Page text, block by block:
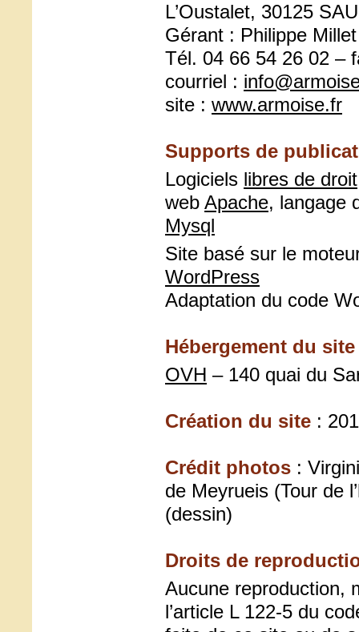
L’Oustalet, 30125
Gérant : Philippe Millet
Tél. 04 66 54 26 02 –
courriel :
site : www.armoise.fr
Supports de
Logiciels libres de droit
web Apache, langage
Mysql
Site basé sur le
WordPress
Adaptation du code
Hébergement du
OVH – 140 quai du
Création du site :
Crédit photos :
de Meyrueis (Tour de
(dessin)
Droits de
Aucune reproduction,
l’article L 122-5 du